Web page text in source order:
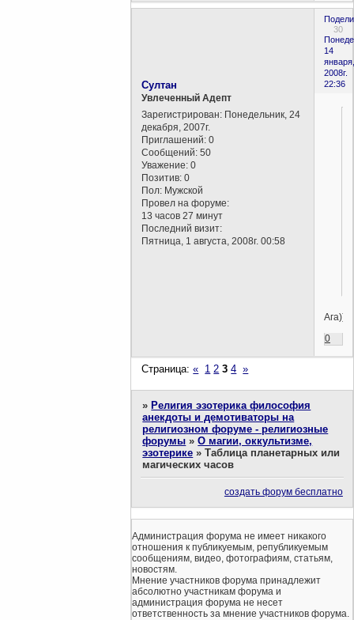
30
14
января,
2008г.
22:36
Султан
Увлеченный Адепт
Зарегистрирован: Понедельник, 24
декабря, 2007г.
Приглашений: 0
Сообщений: 50
Уважение: 0
Позитив: 0
Пол: Мужской
Провел на форуме:
13 часов 27 минут
Последний визит:
Пятница, 1 августа, 2008г. 00:58
Ага))
0
Страница:« 1 2 3 4 »
»Религия эзотерика философия
анекдоты и демотиваторы на
религиозном форуме - религиозные
форумы »О магии, оккультизме,
эзотерике »Таблица планетарных или
магических часов
создать форум бесплатно
Администрация форума не имеет никакого
отношения к публикуемым, републикуемым
сообщениям, видео, фотографиям, статьям,
новостям.
Мнение участников форума принадлежит
абсолютно участникам форума и
администрация форума не несет
ответственность за мнение участников форума.